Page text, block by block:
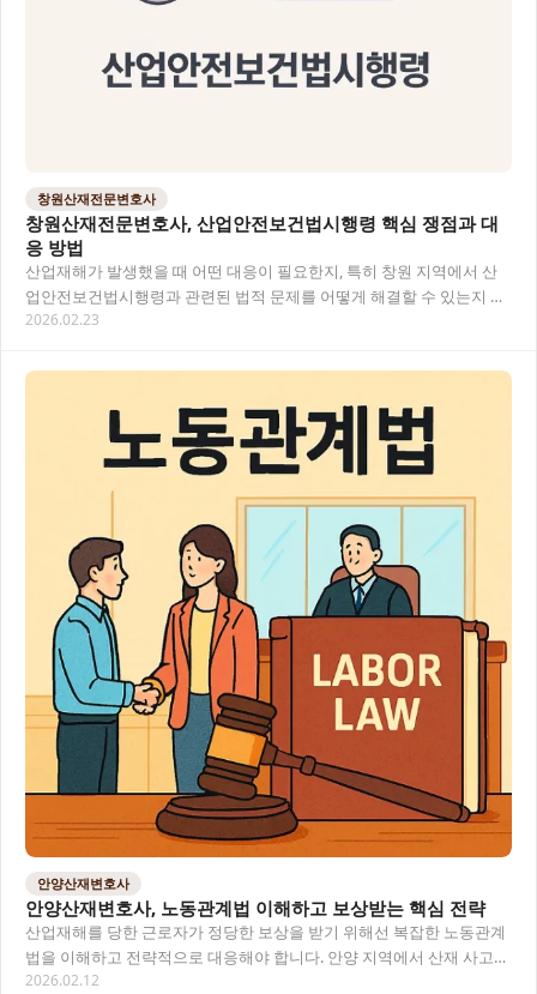
창원산재전문변호사
창원산재전문변호사, 산업안전보건법시행령 핵심 쟁점과 대
응 방법
산업재해가 발생했을 때 어떤 대응이 필요한지, 특히 창원 지역에서 산
업안전보건법시행령과 관련된 법적 문제를 어떻게 해결할 수 있는지 알
아보겠습니다. 산재 사건은 복잡한 법적 절차와…
2026.02.23
안양산재변호사
안양산재변호사, 노동관계법 이해하고 보상받는 핵심 전략
산업재해를 당한 근로자가 정당한 보상을 받기 위해선 복잡한 노동관계
법을 이해하고 전략적으로 대응해야 합니다. 안양 지역에서 산재 사고를
당했다면, 전문 변호사의 도움으로 최적의 보…
2026.02.12